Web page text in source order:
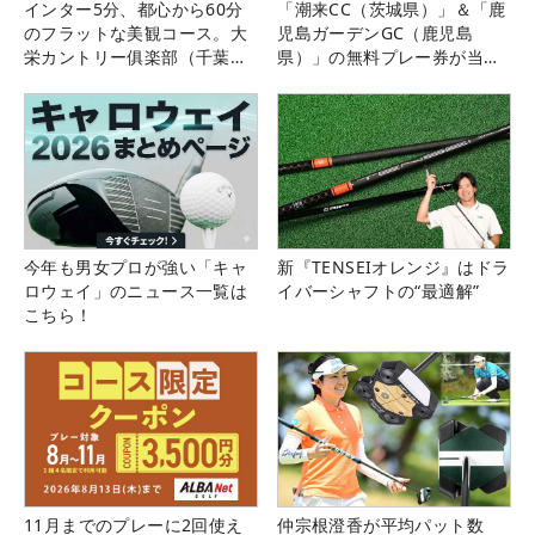
インター5分、都心から60分
のフラットな美観コース。大
栄カントリー俱楽部（千葉
「潮来CC（茨城県）」＆「鹿
児島ガーデンGC（鹿児島
県）」の無料プレー券が当た
今年も男女プロが強い「キャ
ロウェイ」のニュース一覧は
こちら！
新『TENSEIオレンジ』はドラ
イバーシャフトの“最適解”
11月までのプレーに2回使え 仲宗根澄香が平均パット数